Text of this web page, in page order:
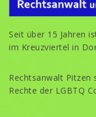
Seit über 15 Jahren
im Kreuzviertel in
Rechtsanwalt Pitzen
Rechte der LGBTQ